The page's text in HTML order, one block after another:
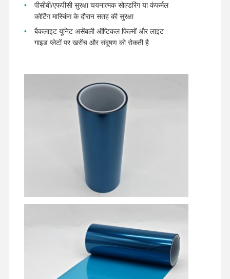
पीटीएफई टेप
पीआई टेप
ताप फिल्म
पीसीबी/एफपीसी सुरक्षा चयनात्मक सोल्डरिंग या कंफर्मल
कोटिंग मास्किंग के दौरान सतह की सुरक्षा
बैकलाइट यूनिट असेंबली ऑप्टिकल फिल्मों और लाइट
गाइड प्लेटों पर खरोंच और संदूषण को रोकती है